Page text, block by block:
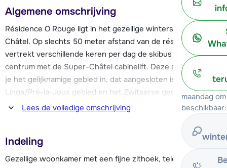
maandag
beschikbaar:
Algemene omschrijving
Résidence O Rouge ligt in het gezellige wintersportdorp
Châtel. Op slechts 50 meter afstand van de résidence
vertrekt verschillende keren per dag de skibus naar het
centrum met de Super-Châtel cabinelift. Deze skilift brengt
je het gelijknamige gebied in, dat aangesloten is op het
Linga/Pré-la-Joux gebied en het Zwitserse gedeelte van
Les Portes du Soleil.
Châtel heeft veel te bieden voor jong en oud! Het centrum
ligt op ca. 450 meter loopafstand en ademt een gezellige
sfeer. Je vindt er o.a. verschillende restaurantjes, (après-
Lees de volledige omschrijving
Indeling
Gezellige woonkamer met een fijne zithoek, televisie en